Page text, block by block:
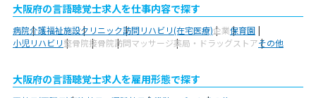
大阪府の言語聴覚士求人を仕事内容で探す
病院介護福祉施設クリニック訪問リハビリ(在宅医療)企業保育園
小児リハビリ整骨院接骨院訪問マッサージ薬局・ドラッグストアその他
大阪府の言語聴覚士求人を雇用形態で探す